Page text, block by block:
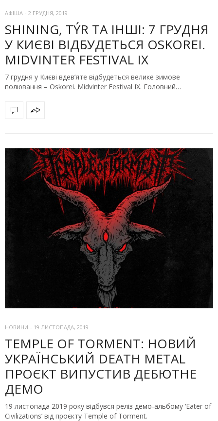
АФІША - 2 ГРУДНЯ, 2019
SHINING, TÝR ТА ІНШІ: 7 ГРУДНЯ
У КИЄВІ ВІДБУДЕТЬСЯ OSKOREI.
MIDVINTER FESTIVAL IX
7 грудня у Києві вдев’яте відбудеться велике зимове
полювання – Oskorei. Midvinter Festival IX. Головний…
НОВИНИ - 19 ЛИСТОПАДА, 2019
TEMPLE OF TORMENT: НОВИЙ
УКРАЇНСЬКИЙ DEATH METAL
ПРОЄКТ ВИПУСТИВ ДЕБЮТНЕ
ДЕМО
19 листопада 2019 року відбувся реліз демо-альбому ‘Eater of
Civilizations’ від проєкту Temple of Torment.